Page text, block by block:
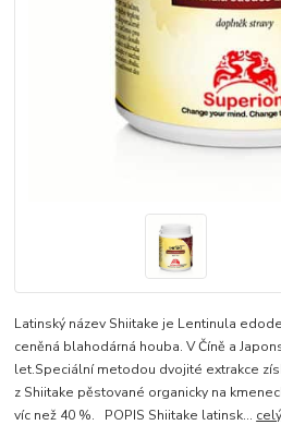
Latinský název Shiitake je Lentinula
ceněná blahodárná houba. V Číně a
let.Speciální metodou dvojité extrakce
z Shiitake pěstované organicky na
víc než 40 %. POPIS Shiitake latinsk...